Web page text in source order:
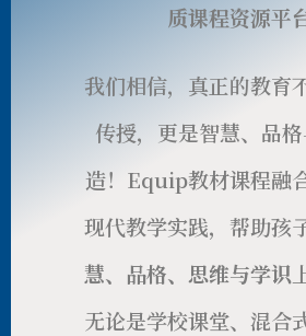
质课程资源平
我们相信，真正的教育
传授，更是智慧、品
造！ Equip教材课程融
现代教学实践，帮助孩
慧、品格、思维与学识
无论是学校课堂、混合